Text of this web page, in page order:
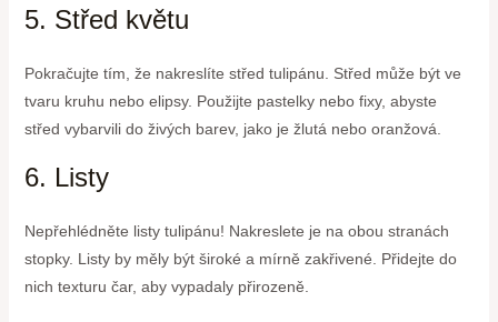
5. Střed květu
Pokračujte tím, že nakreslíte střed tulipánu. Střed může být ve
tvaru kruhu nebo elipsy. Použijte pastelky nebo fixy, abyste
střed vybarvili do živých barev, jako je žlutá nebo oranžová.
6. Listy
Nepřehlédněte listy tulipánu! Nakreslete je na obou stranách
stopky. Listy by měly být široké a mírně zakřivené. Přidejte do
nich texturu čar, aby vypadaly přirozeně.